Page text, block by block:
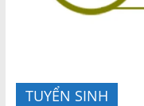
TUYỂN SINH